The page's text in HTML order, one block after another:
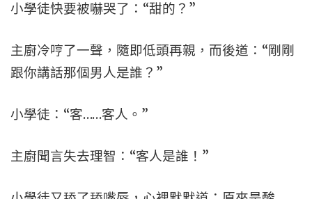
小學徒快要被嚇哭了：“甜的？”
主廚冷哼了一聲，隨即低頭再親，而後道：“剛剛
跟你講話那個男人是誰？”
小學徒：“客……客人。”
主廚聞言失去理智：“客人是誰！”